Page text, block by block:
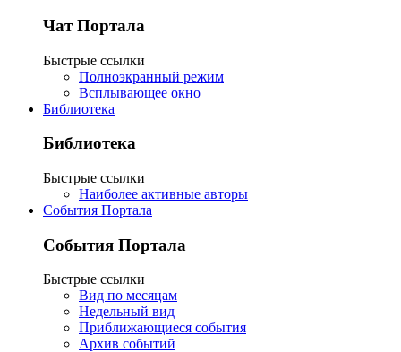
Чат Портала
Быстрые ссылки
Полноэкранный режим
Всплывающее окно
Библиотека
Библиотека
Быстрые ссылки
Наиболее активные авторы
События Портала
События Портала
Быстрые ссылки
Вид по месяцам
Недельный вид
Приближающиеся события
Архив событий